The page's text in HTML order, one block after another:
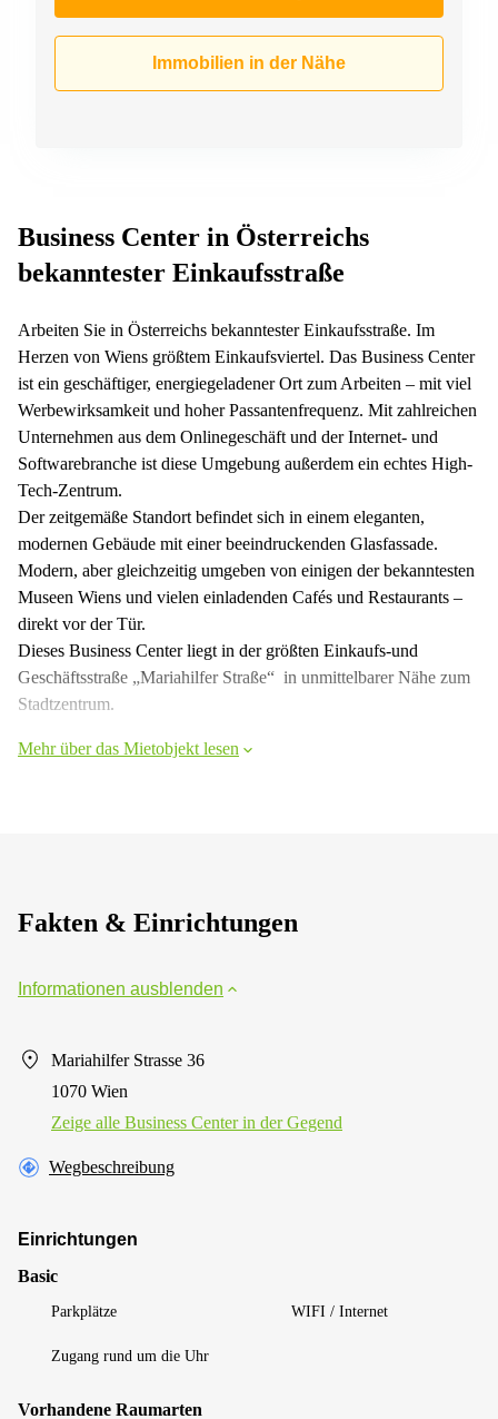
Immobilien in der Nähe
Business Center in Österreichs
bekanntester Einkaufsstraße
Arbeiten Sie in Österreichs bekanntester Einkaufsstraße. Im
Herzen von Wiens größtem Einkaufsviertel. Das Business Center
ist ein geschäftiger, energiegeladener Ort zum Arbeiten – mit viel
Werbewirksamkeit und hoher Passantenfrequenz. Mit zahlreichen
Unternehmen aus dem Onlinegeschäft und der Internet- und
Softwarebranche ist diese Umgebung außerdem ein echtes High-
Tech-Zentrum.
Der zeitgemäße Standort befindet sich in einem eleganten,
modernen Gebäude mit einer beeindruckenden Glasfassade.
Modern, aber gleichzeitig umgeben von einigen der bekanntesten
Museen Wiens und vielen einladenden Cafés und Restaurants –
direkt vor der Tür.
Dieses Business Center liegt in der größten Einkaufs-und
Geschäftsstraße „Mariahilfer Straße“ in unmittelbarer Nähe zum
Stadtzentrum.
Mehr über das Mietobjekt lesen
Fakten & Einrichtungen
Informationen ausblenden
Mariahilfer Strasse 36
1070 Wien
Zeige alle Business Center in der Gegend
Wegbeschreibung
Einrichtungen
Basic
Parkplätze WIFI / Internet
Zugang rund um die Uhr
Vorhandene Raumarten